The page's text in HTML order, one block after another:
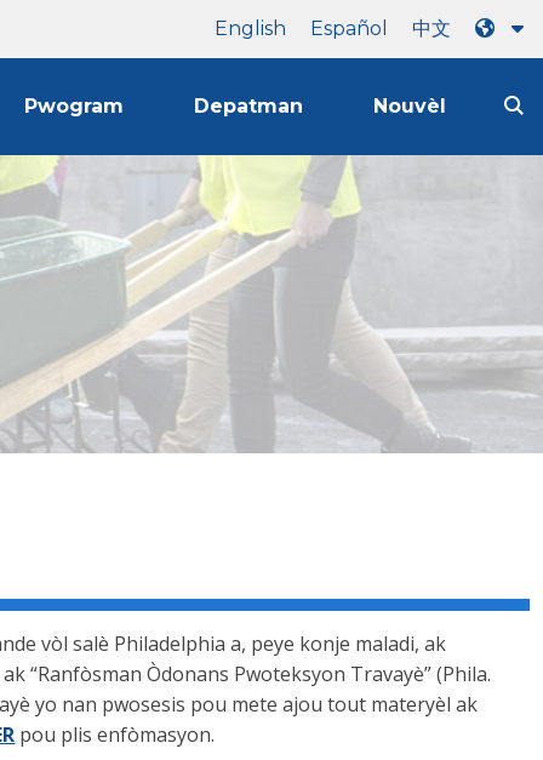
English Español 中文
Pwogram Depatman Nouvèl
vòl salè Philadelphia a, peye konje maladi, ak
“Ranfòsman Òdonans Pwoteksyon Travayè” (Phila.
yo nan pwosesis pou mete ajou tout materyèl ak
pou plis enfòmasyon.